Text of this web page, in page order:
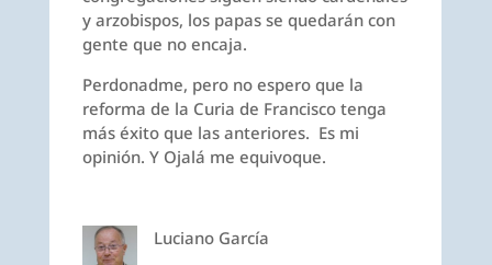
y arzobispos, los papas se quedarán con
gente que no encaja.
Perdonadme, pero no espero que la
reforma de la Curia de Francisco tenga
más éxito que las anteriores. Es mi
opinión. Y Ojalá me equivoque.
Luciano García